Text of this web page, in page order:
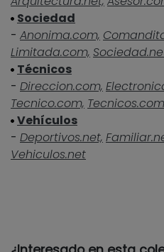
Sociedad
- Anonima.com,
Limitada.com,
Técnicos
- Direccion.com,
Tecnico.com, Tecnicos.com
Vehículos
- Deportivos.net,
Vehiculos.net